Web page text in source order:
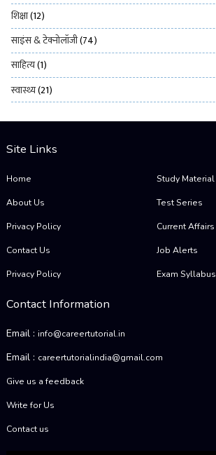
शिक्षा(12)
साइंस & टेक्नोलॉजी(74)
साहित्य(1)
स्वास्थ्य(21)
Site Links
Home
About Us
Privacy Policy
Contact Us
Privacy Policy
Study Material
Test Series
Current Affairs
Job Alerts
Exam Syllabus
Contact Information
Email : info@careertutorial.in
Email : careertutorialindia@gmail.com
Give us a feedback
Write for Us
Contact us